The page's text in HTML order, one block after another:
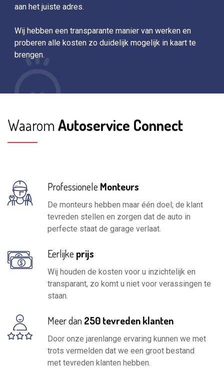
aan het juiste adres.
Wij hebben een transparante manier van werken en
proberen alle kosten zo duidelijk mogelijk in kaart te
brengen.
Waarom Autoservice Connect
Professionele Monteurs
De monteurs hebben maar één doel; de klant
tevreden stellen en zorgen dat de auto in
perfecte staat de garage verlaat.
Eerlijke prijs
Wij houden de kosten voor u inzichtelijk en
transparant, zo komt u niet voor verassingen te
staan.
Meer dan 250 tevreden klanten
Door onze jarenlange ervaring kunnen we met
trots vermelden dat we een groot bestand
met tevreden klanten hebben.